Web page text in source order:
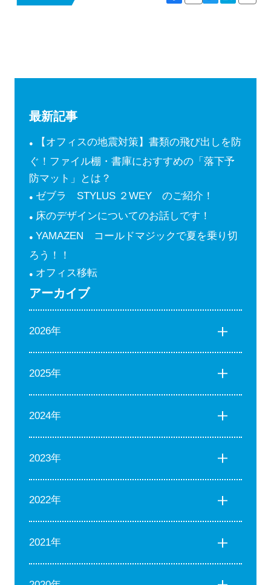
最新記事
【オフィスの地震対策】書類の飛び出しを防
ぐ！ファイル棚・書庫におすすめの「落下予
防マット」とは？
ゼブラ STYLUS ２WEY のご紹介！
床のデザインについてのお話しです！
YAMAZEN コールドマジックで夏を乗り切
ろう！！
オフィス移転
アーカイブ
2026年
2025年
2024年
2023年
2022年
2021年